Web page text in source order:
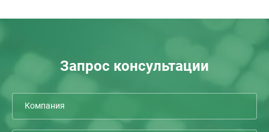
Запрос консультации